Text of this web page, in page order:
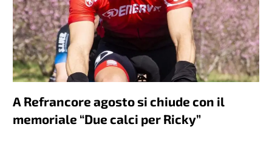
A Refrancore agosto si chiude con il
memoriale “Due calci per Ricky”